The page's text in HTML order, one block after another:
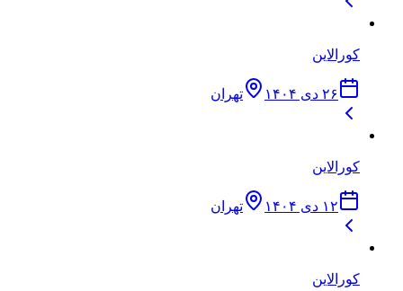
کورالاین
۲۶ دی ۱۴۰۴ تهران
کورالاین
۱۲ دی ۱۴۰۴ تهران
کورالاین